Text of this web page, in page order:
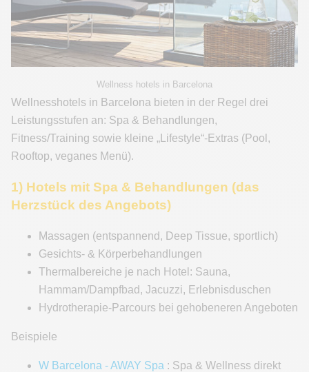
Wellness hotels in Barcelona
Wellnesshotels in Barcelona bieten in der Regel drei
Leistungsstufen an: Spa & Behandlungen,
Fitness/Training sowie kleine „Lifestyle“-Extras (Pool,
Rooftop, veganes Menü).
1) Hotels mit Spa & Behandlungen (das
Herzstück des Angebots)
Massagen (entspannend, Deep Tissue, sportlich)
Gesichts- & Körperbehandlungen
Thermalbereiche je nach Hotel: Sauna,
Hammam/Dampfbad, Jacuzzi, Erlebnisduschen
Hydrotherapie-Parcours bei gehobeneren Angeboten
Beispiele
W Barcelona - AWAY Spa : Spa & Wellness direkt